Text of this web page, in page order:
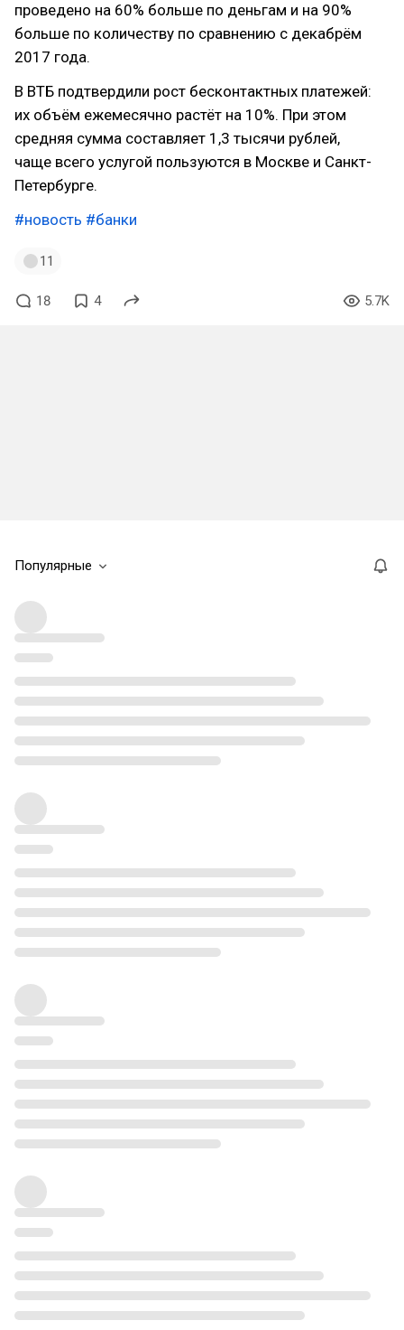
проведено на 60% больше по деньгам и на 90%
больше по количеству по сравнению с декабрём
2017 года.
В ВТБ подтвердили рост бесконтактных платежей:
их объём ежемесячно растёт на 10%. При этом
средняя сумма составляет 1,3 тысячи рублей,
чаще всего услугой пользуются в Москве и Санкт-
Петербурге.
#новость #банки
11
18 4 5.7K
Популярные